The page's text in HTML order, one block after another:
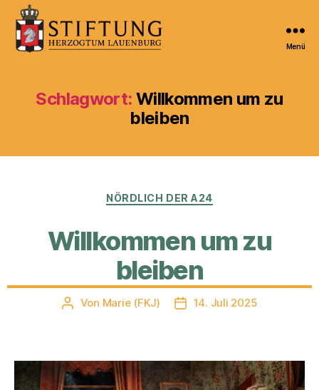
Stiftung
Herzogtum
Menü
Schlagwort: Willkommen um zu
bleiben
Kategorien
NÖRDLICH DER A24
Willkommen um zu
bleiben
Beitragsautor
Von Marie (FKJ) Veröffentlichungsdatum
14. Juli 2025